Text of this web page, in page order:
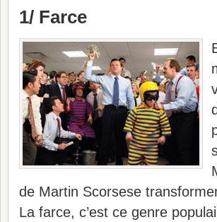
1/ Farce
de Martin Scorsese
La farce, c’est ce genre